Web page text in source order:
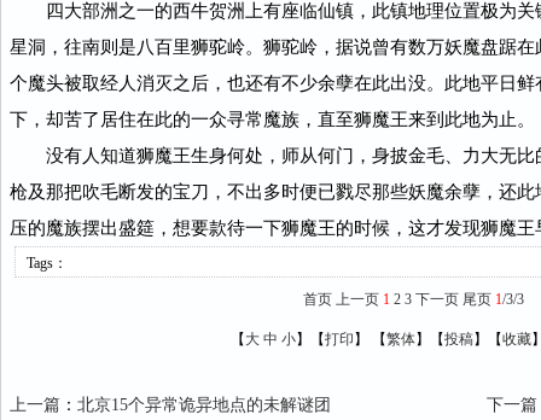
四大部洲之一的西牛贺洲上有座临仙镇，此镇地理位置极为关
星洞，往南则是八百里狮驼岭。狮驼岭，据说曾有数万妖魔盘踞
个魔头被取经人消灭之后，也还有不少余孽在此出没。此地平日
下，却苦了居住在此的一众寻常魔族，直至狮魔王来到此地为止。
没有人知道狮魔王生身何处，师从何门，身披金毛、力大无比
枪及那把吹毛断发的宝刀，不出多时便已戮尽那些妖魔余孽，还
压的魔族摆出盛筵，想要款待一下狮魔王的时候，这才发现狮魔
Tags：
首页 上一页 1 2 3 下一页 尾页 1/3/3
【 大 中 小】【打印 】 【繁体】【投稿】【收藏
上一篇 ： 北京15个异常诡异地点的未解谜团 下一篇